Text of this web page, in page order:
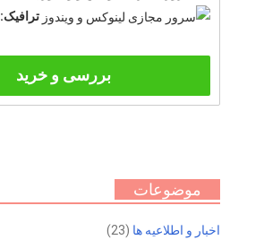
ترافیک:
بررسی و خرید
موضوعات
اخبار و اطلاعیه ها (23)